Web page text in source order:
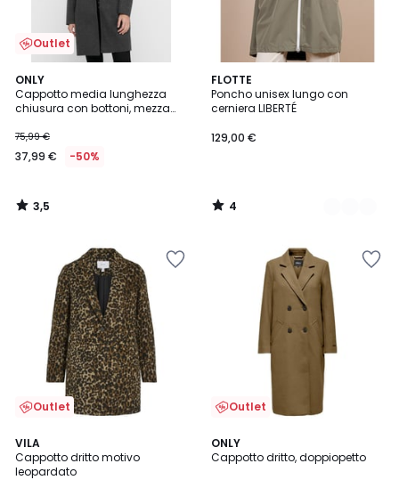
Outlet
ONLY
Cappotto media lunghezza
chiusura con bottoni, mezza
75,99 €
37,99 € -50%
3,5
/ 5
3,5
/
FLOTTE
Poncho unisex lungo con
cerniera LIBERTÉ
129,00 €
4
/
5
3
Colori
4
/
Outlet
VILA
Cappotto dritto motivo
leopardato
5
/
5
Outlet
ONLY
Cappotto dritto, doppiopetto
4,2
/ 5